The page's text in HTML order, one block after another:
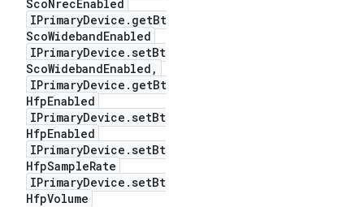
ScoNrecEnabled
IPrimaryDevice . getBt
ScoWidebandEnabled
IPrimaryDevice .setBt
ScoWidebandEnabled ,
IPrimaryDevice . getBt
HfpEnabled
IPrimaryDevice .setBt
HfpEnabled
IPrimaryDevice .setBt
HfpSampleRate
IPrimaryDevice .setBt
HfpVolume